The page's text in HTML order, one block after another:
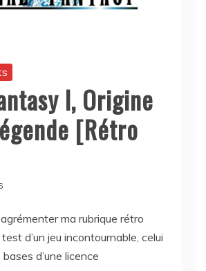
I, Origine
[Rétro
ma rubrique rétro
d’un jeu incontournable, celui
d’une licence